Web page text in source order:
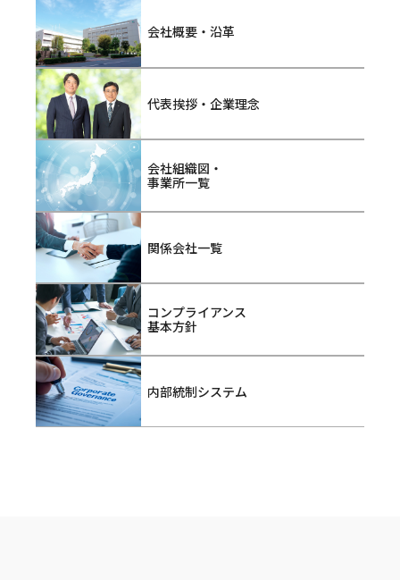
会社概要・沿革
代表挨拶・企業理念
会社組織図・
事業所一覧
関係会社一覧
コンプライアンス
基本方針
内部統制システム